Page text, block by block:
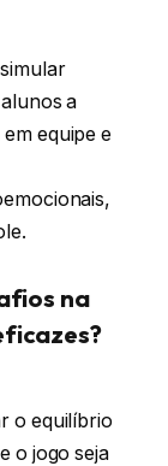
a
equipe e
na
o equilíbrio
o jogo seja